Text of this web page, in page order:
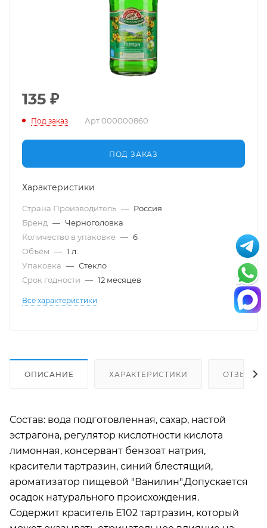
135 ₽
Под заказ Арт000000860
ПОД ЗАКАЗ
Характеристики
Страна Производитель — Россия
Бренд — Черноголовка
Количество в упаковке — 6
Объем — 1 л.
Упаковка — Стекло
Срок годности — 12 месяцев
Все характеристики
ОПИСАНИЕ ХАРАКТЕРИСТИКИ ОТЗЫВЫ
Состав: вода подготовленная, сахар, настой
эстрагона, регулятор кислотности кислота
лимонная, консервант бензоат натрия,
красители тартразин, синий блестящий,
ароматизатор пищевой "Ванилин".Допускается
осадок натурального происхождения.
Содержит краситель Е102 тартразин, который